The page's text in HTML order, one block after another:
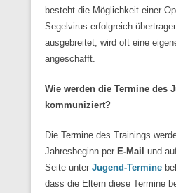
besteht die Möglichkeit einer
Segelvirus erfolgreich
ausgebreitet, wird oft eine
angeschafft.
Wie werden die Termine des
kommuniziert?
Die Termine des Trainings
Jahresbeginn per E-Mail und
Seite unter Jugend-Termine
dass die Eltern diese Termine